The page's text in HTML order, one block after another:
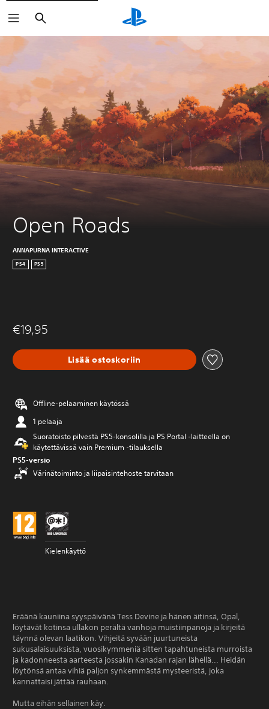
Haku
Open Roads
ANNAPURNA INTERACTIVE
PS4 PS5
€19,95
Lisää ostoskoriin
Offline-pelaaminen käytössä
1 pelaaja
Suoratoisto pilvestä PS5-konsolilla ja PS Portal ‑laitteella on
käytettävissä vain Premium ‑tilauksella
PS5-versio
Värinätoiminto ja liipaisintehoste tarvitaan
Kielenkäyttö
Eräänä kauniina syyspäivänä Tess Devine ja hänen äitinsä, Opal,
löytävät kotinsa ullakon perältä vanhoja muistiinpanoja ja kirjeitä
täynnä olevan laatikon. Vihjeitä syvään juurtuneista
sukusalaisuuksista, vuosikymmeniä sitten tapahtuneista murroista
ja kadonneesta aarteesta jossakin Kanadan rajan lähellä... Heidän
löytönsä antaa vihiä paljon synkemmästä mysteeristä, joka
kannattaisi jättää rauhaan.
Mutta eihän sellainen käy.